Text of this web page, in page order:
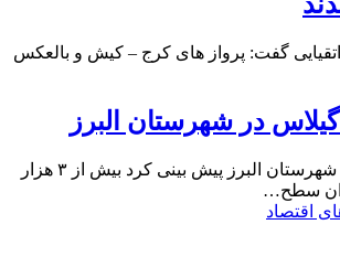
اتقیایی گفت: پرواز های کرج – کیش و بالعکس
در شهرستان البرز
مدیر جهاد کشاورزی شهرستان البرز پیش بینی کرد بیش از ۳ هزار
سطح…
اقتصاد